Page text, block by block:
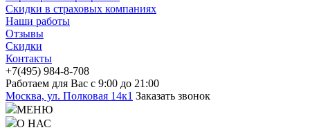
Скидки в страховых компаниях
Наши работы
Отзывы
Скидки
Контакты
+7(495) 984-8-708
Работаем для Вас с 9:00 до 21:00
Москва, ул. Полковая 14к1 Заказать звонок
МЕНЮ
О НАС